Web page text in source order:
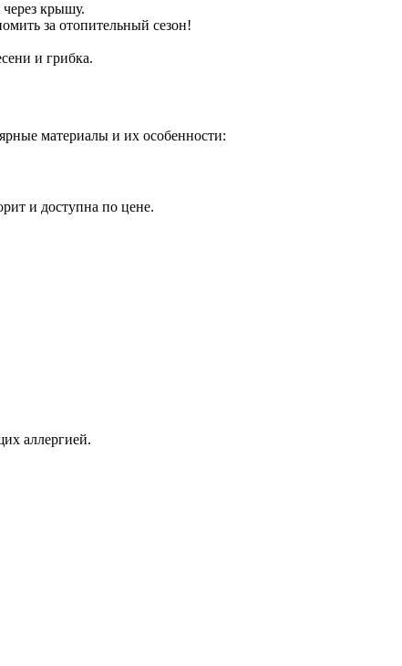
крышу.
за отопительный сезон!
и грибка.
материалы и их особенности:
и доступна по цене.
аллергией.